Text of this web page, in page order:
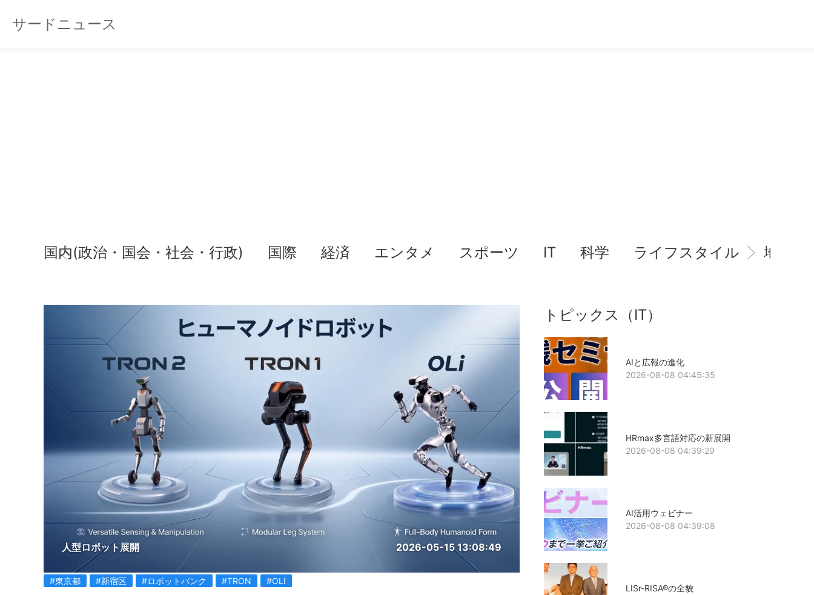
サードニュース
国内(政治・国会・社会・行政) 国際 経済 エンタメ スポーツ IT 科学 ライフスタイル 地域情
人型ロボット展開 2026-05-15 13:08:49
#東京都 #新宿区 #ロボットバンク #TRON #OLI
トピックス（IT）
AIと広報の進化
2026-08-08 04:45:35
HRmax多言語対応の新展開
2026-08-08 04:39:29
AI活用ウェビナー
2026-08-08 04:39:08
LISr-RISA®の全貌